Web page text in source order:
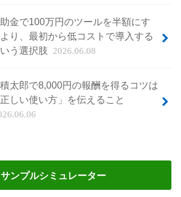
金で100万円のツールを半額にす
り、最初から低コストで導入する
う選択肢 2026.06.08
太郎で8,000円の報酬を得るコツは
正しい使い方」を伝えること
ンプルシミュレーター